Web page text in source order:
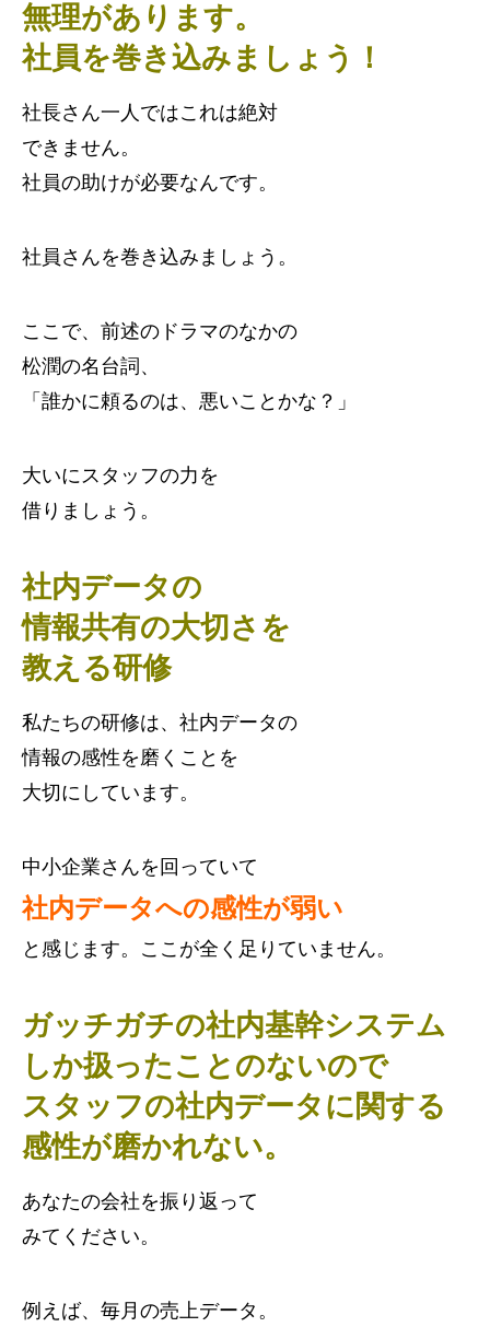
無理があります。
社員を巻き込みましょう！
社長さん一人ではこれは絶対
できません。
社員の助けが必要なんです。
社員さんを巻き込みましょう。
ここで、前述のドラマのなかの
松潤の名台詞、
「誰かに頼るのは、悪いことかな？」
大いにスタッフの力を
借りましょう。
社内データの
情報共有の大切さを
教える研修
私たちの研修は、社内データの
情報の感性を磨くことを
大切にしています。
中小企業さんを回っていて
社内データへの感性が弱い
と感じます。ここが全く足りていません。
ガッチガチの社内基幹システム
しか扱ったことのないので
スタッフの社内データに関する
感性が磨かれない。
あなたの会社を振り返って
みてください。
例えば、毎月の売上データ。